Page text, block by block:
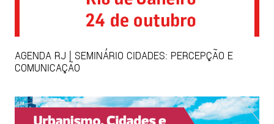
AGENDA RJ | SEMINÁRIO CIDADES: PERCEPÇÃO E
COMUNICAÇÃO